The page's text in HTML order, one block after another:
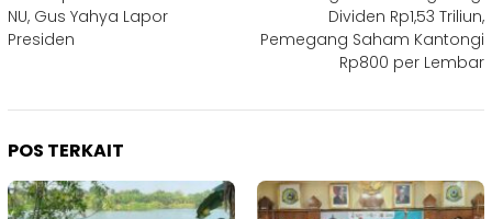
NU, Gus Yahya Lapor
Presiden
Dividen Rp1,53 Triliun,
Pemegang Saham Kantongi
Rp800 per Lembar
POS TERKAIT